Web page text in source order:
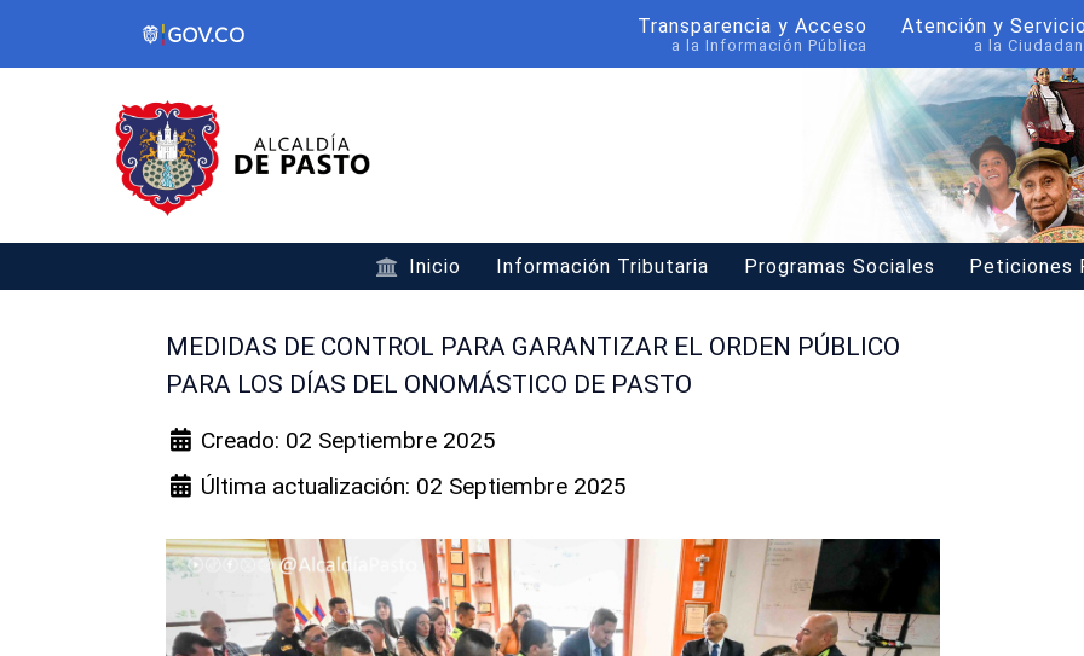
Transparencia y Acceso
a la Información Pública
Atención y
a la
Inicio Información Tributaria Programas Sociales Peticiones
MEDIDAS DE CONTROL PARA GARANTIZAR EL ORDEN PÚBLICO
PARA LOS DÍAS DEL ONOMÁSTICO DE PASTO
Creado: 02 Septiembre 2025
Última actualización: 02 Septiembre 2025